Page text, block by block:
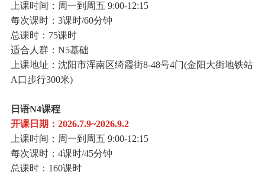
上课时间：周一到周五 9:00-12:15
每次课时：3课时/60分钟
总课时：75课时
适合人群：N5基础
上课地址：沈阳市浑南区绮霞街8-48号4门(金阳大街地铁站
A口步行300米)
日语N4课程
开课日期：2026.7.9~2026.9.2
上课时间：周一到周五 9:00-12:15
每次课时：4课时/45分钟
总课时：160课时